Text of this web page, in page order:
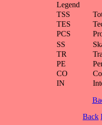
Legend
TSS
TES
PCS
SS
TR
PE
CO
IN
Back